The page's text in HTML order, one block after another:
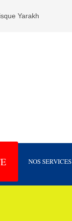
Yarakh
NOS SERVICES